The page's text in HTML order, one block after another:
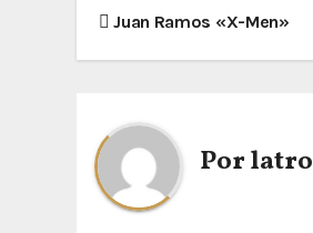
N
a
v
e
g
Juan Ramos «X-Men»
Porlatro